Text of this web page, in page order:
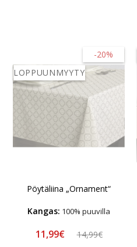
-20%
LOPPUUNMYYTY
Pöytäliina „Ornament“
Kangas: 100% puuvilla
11,99€ 14,99€